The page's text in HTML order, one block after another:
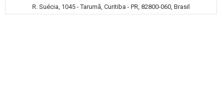
R. Suécia, 1045 - Tarumã, Curitiba - PR, 82800-060, Brasil